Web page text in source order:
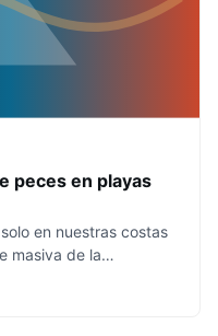
peces en playas
en nuestras costas
masiva de la…